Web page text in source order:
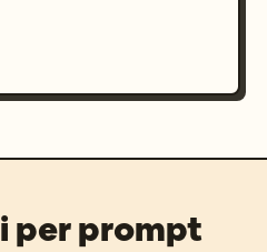
per prompt